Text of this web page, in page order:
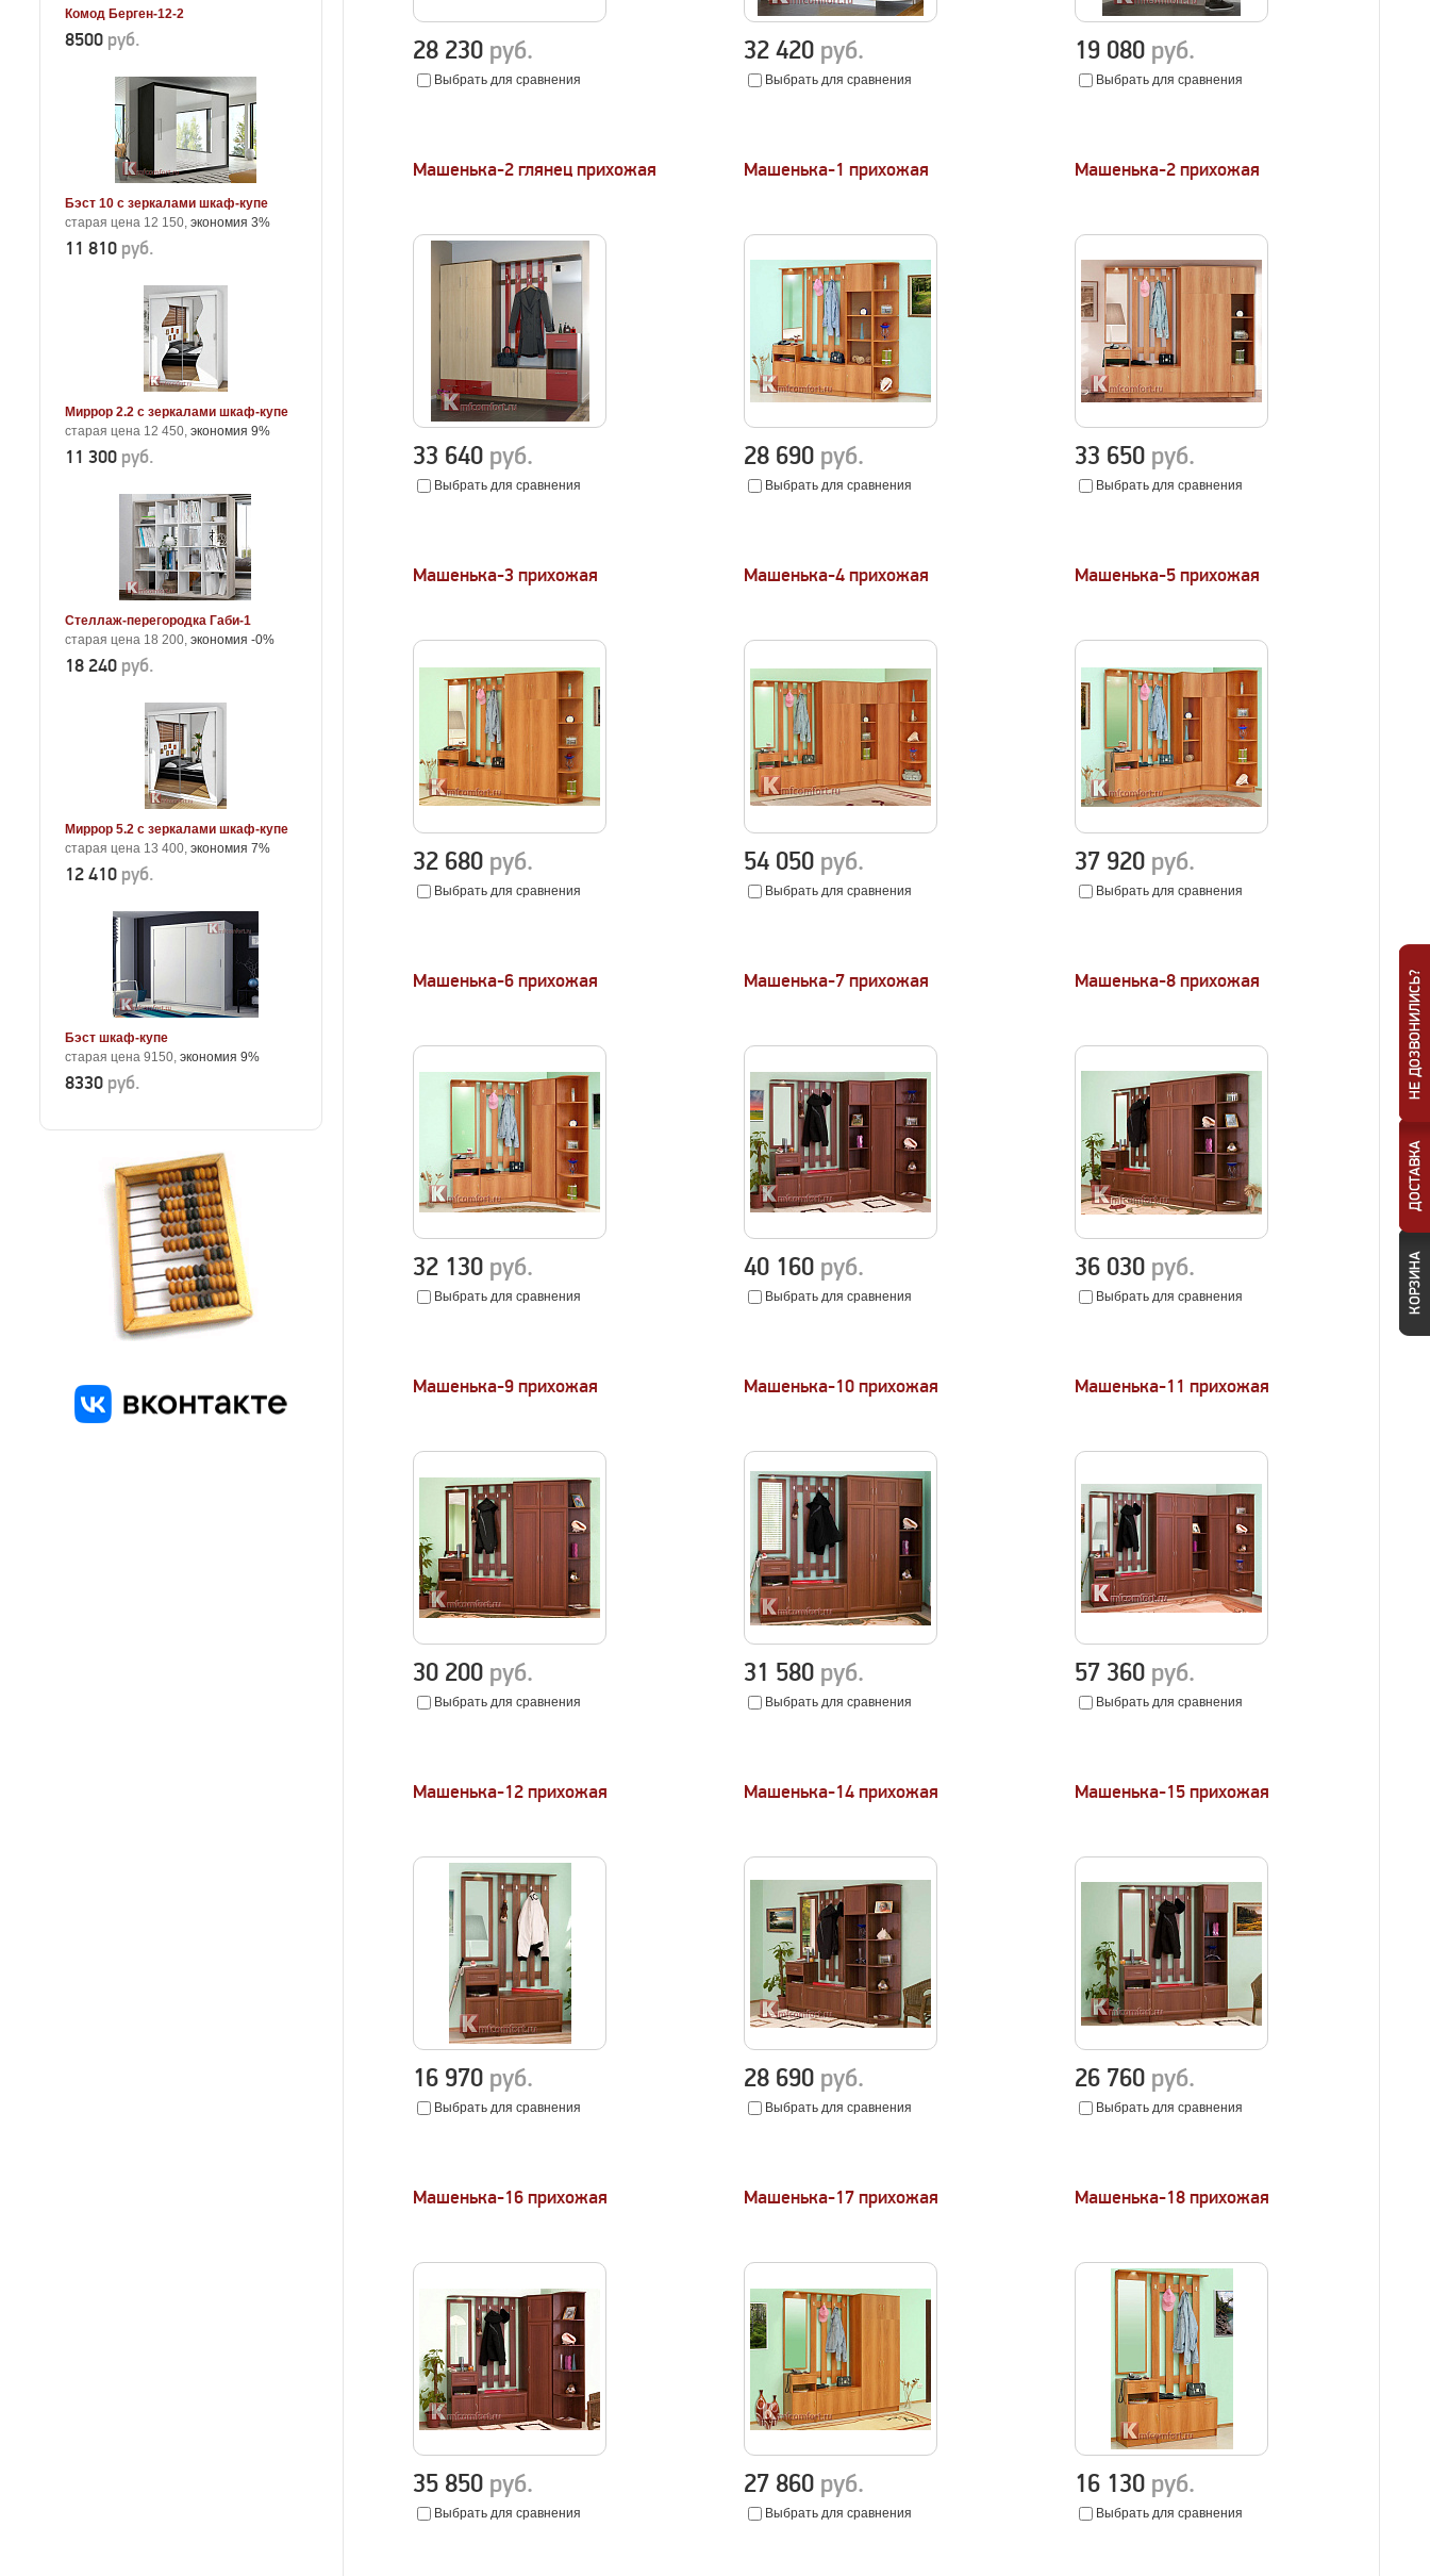
Комод Берген-12-2
8500 руб.
Бэст 10 с зеркалами шкаф-купе
старая цена 12 150, экономия 3%
11 810 руб.
Миррор 2.2 с зеркалами шкаф-купе
старая цена 12 450, экономия 9%
11 300 руб.
Стеллаж-перегородка Габи-1
старая цена 18 200, экономия -0%
18 240 руб.
Миррор 5.2 с зеркалами шкаф-купе
старая цена 13 400, экономия 7%
12 410 руб.
Бэст шкаф-купе
старая цена 9150, экономия 9%
8330 руб.
28 230 руб.
Выбрать для сравнения
32 420 руб.
Выбрать для сравнения
19 080 руб.
Выбрать для сравнения
Машенька-2 глянец прихожая
33 640 руб.
Выбрать для сравнения
Машенька-1 прихожая
28 690 руб.
Выбрать для сравнения
Машенька-2 прихожая
33 650 руб.
Выбрать для сравнения
Машенька-3 прихожая
32 680 руб.
Выбрать для сравнения
Машенька-4 прихожая
54 050 руб.
Выбрать для сравнения
Машенька-5 прихожая
37 920 руб.
Выбрать для сравнения
Машенька-6 прихожая
32 130 руб.
Выбрать для сравнения
Машенька-7 прихожая
40 160 руб.
Выбрать для сравнения
Машенька-8 прихожая
36 030 руб.
Выбрать для сравнения
Машенька-9 прихожая
30 200 руб.
Выбрать для сравнения
Машенька-10 прихожая
31 580 руб.
Выбрать для сравнения
Машенька-11 прихожая
57 360 руб.
Выбрать для сравнения
Машенька-12 прихожая
16 970 руб.
Выбрать для сравнения
Машенька-14 прихожая
28 690 руб.
Выбрать для сравнения
Машенька-15 прихожая
26 760 руб.
Выбрать для сравнения
Машенька-16 прихожая
35 850 руб.
Выбрать для сравнения
Машенька-17 прихожая
27 860 руб.
Выбрать для сравнения
Машенька-18 прихожая
16 130 руб.
Выбрать для сравнения